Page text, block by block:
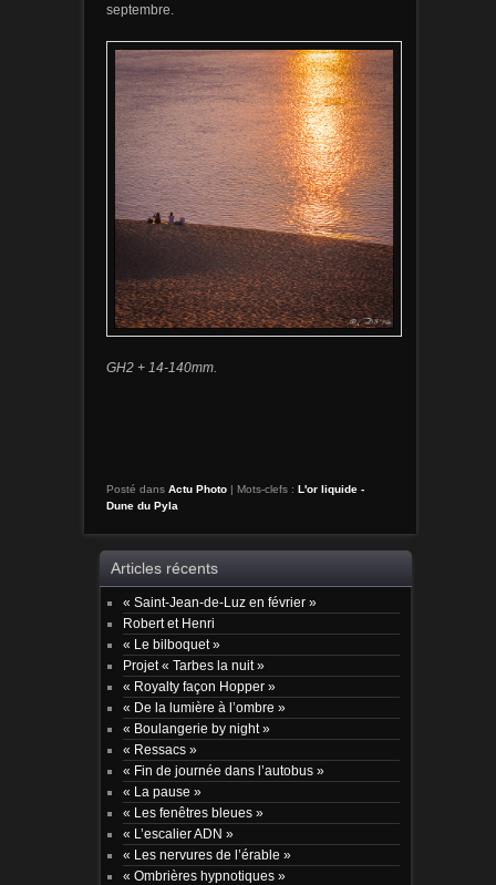
septembre.
GH2 + 14-140mm.
Posté dans Actu Photo | Mots-clefs : L'or liquide -
Dune du Pyla
Articles récents
« Saint-Jean-de-Luz en février »
Robert et Henri
« Le bilboquet »
Projet « Tarbes la nuit »
« Royalty façon Hopper »
« De la lumière à l’ombre »
« Boulangerie by night »
« Ressacs »
« Fin de journée dans l’autobus »
« La pause »
« Les fenêtres bleues »
« L’escalier ADN »
« Les nervures de l’érable »
« Ombrières hypnotiques »